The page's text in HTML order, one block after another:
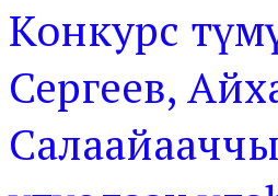
Конкурс
Сергеев,